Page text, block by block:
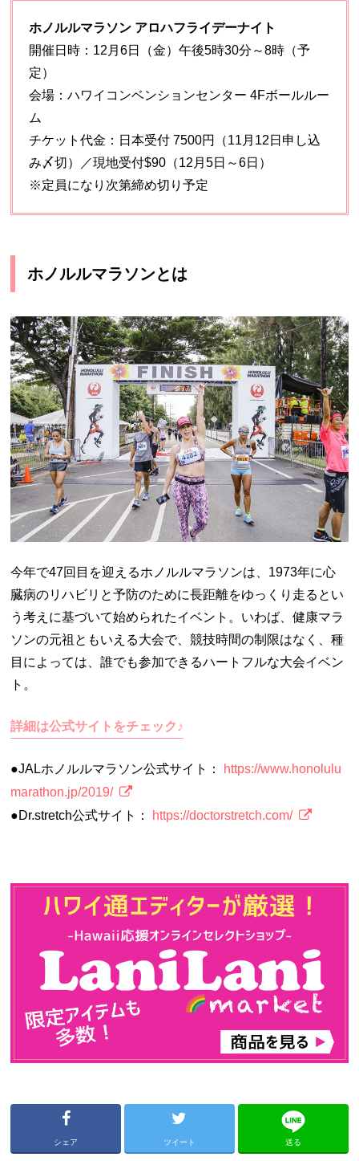
ホノルルマラソン アロハフライデーナイト
開催日時：12月6日（金）午後5時30分～8時（予
定）
会場：ハワイコンベンションセンター 4Fボールルー
ム
チケット代金：日本受付 7500円（11月12日申し込
み〆切）／現地受付$90（12月5日～6日）
※定員になり次第締め切り予定
ホノルルマラソンとは
今年で47回目を迎えるホノルルマラソンは、1973年に心
臓病のリハビリと予防のために長距離をゆっくり走るとい
う考えに基づいて始められたイベント。いわば、健康マラ
ソンの元祖ともいえる大会で、競技時間の制限はなく、種
目によっては、誰でも参加できるハートフルな大会イベン
ト。
詳細は公式サイトをチェック♪
●JALホノルルマラソン公式サイト： https://www.honolulu
marathon.jp/2019/
●Dr.stretch公式サイト： https://doctorstretch.com/
シェア ツイート 送る